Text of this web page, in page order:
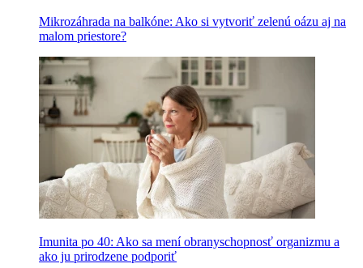
Mikrozáhrada na balkóne: Ako si vytvoriť zelenú oázu aj na
malom priestore?
Imunita po 40: Ako sa mení obranyschopnosť organizmu a
ako ju prirodzene podporiť